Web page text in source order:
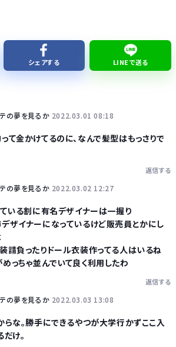
った」 郡山布引風の高原まつり中止
RSS
シェアする LINEで送る
の夢を見るか 2022.03.01 08:18
て金かけてるのに、なんで髪型はもっさりで
返信する
の夢を見るか 2022.03.02 12:27
いる割に有名デザイナーは一握り
ザイナーになっているけど販売員とかにし
請負ったりドール衣装作ってる人はいるね
っちゃ並んでいて良く利用したわ
返信する
の夢を見るか 2022.03.03 13:08
らな。勝手にできるやつが大学行かずここ入
け。